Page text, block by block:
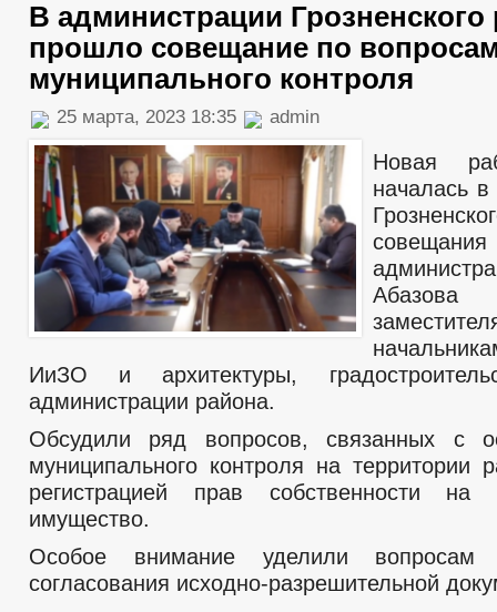
В администрации Грозненского
прошло совещание по
муниципального контроля
25 марта, 2023 18:35 admin
Новая
началась
ИиЗО и архитектуры,
администрации района.
Обсудили ряд вопросов, связанных с
муниципального контроля на территории
регистрацией прав собственности на
имущество.
Особое внимание уделили вопросам
согласования исходно-разрешительной